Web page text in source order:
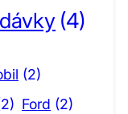
(4)
(2)
Ford (2)